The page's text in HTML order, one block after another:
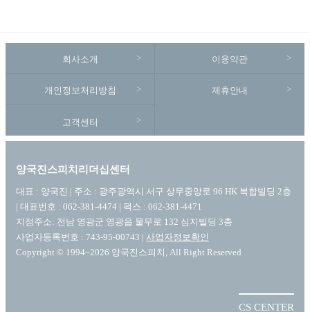
회사소개 이용약관
개인정보처리방침 제휴안내
고객센터
양국진스피치리더십센터
대표 : 양국진 | 주소 : 광주광역시 서구 상무중앙로 96 HK 복합빌딩 2층
| 대표번호 : 062-381-4474 | 팩스 : 062-381-4471
지점주소: 전남 영광군 영광읍 물무로 132 심지빌딩 3층
사업자등록번호 : 743-95-00743 | 사업자정보확인
Copyright © 1994~2026 양국진스피치, All Right Reserved
CS CENTER